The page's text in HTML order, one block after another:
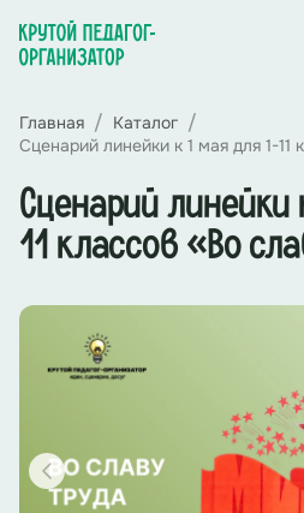
Главная
Каталог
Сценарий линейки к 1 мая для 1-11
Сценарий линейки
11 классов «Во